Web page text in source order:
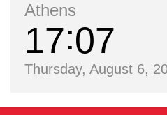
Athens
17 07
Thursday, August 6,